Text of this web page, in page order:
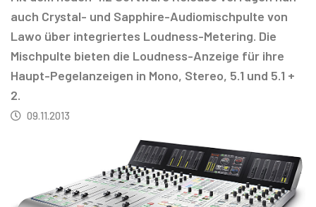
auch Crystal- und Sapphire-Audiomischpulte von
Lawo über integriertes Loudness-Metering. Die
Mischpulte bieten die Loudness-Anzeige für ihre
Haupt-Pegelanzeigen in Mono, Stereo, 5.1 und 5.1 +
2.
09.11.2013